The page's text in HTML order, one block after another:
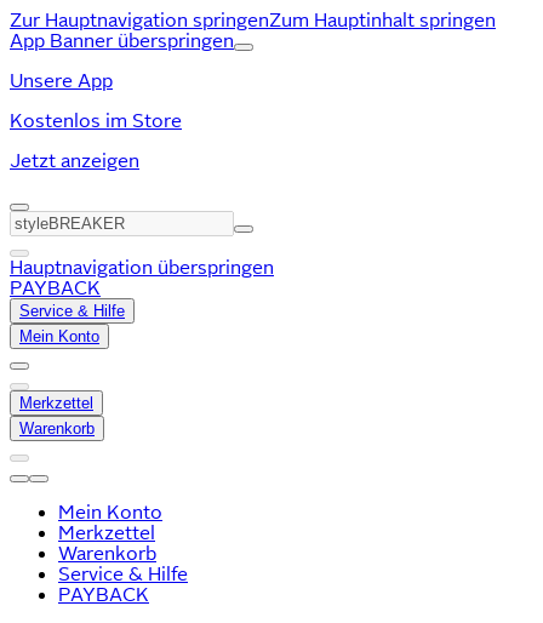
Zur Hauptnavigation springenZum Hauptinhalt springen
App Banner überspringen
Unsere App
Kostenlos im Store
Jetzt anzeigen
Hauptnavigation überspringen
PAYBACK
Service & Hilfe
Mein Konto
Merkzettel
Warenkorb
Mein Konto
Merkzettel
Warenkorb
Service & Hilfe
PAYBACK